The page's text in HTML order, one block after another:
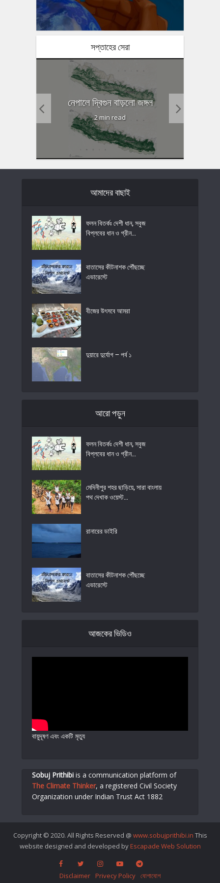
সপ্তাহের সেরা
নেপালে দ্বিগুন বাড়লো জঙ্গল
2 min read
আমাদের বাছাই
ফলন বিতর্কঃ দেশী ধান, সবুজ
বিপ্লবের ধান ও গ্রীন...
বাতাসের কীটনাশক পৌঁছচ্ছে
এভারেস্টে
বীজের উৎসবে আমরা
দুয়ারে দুর্যোগ – পর্ব ১
আরো পড়ুন
ফলন বিতর্কঃ দেশী ধান, সবুজ
বিপ্লবের ধান ও গ্রীন...
মেদিনীপুর শহর ছাড়িয়ে, সারা বাংলায়
পথ দেখাক ওয়েস্ট...
রানারের ডাইরি
বাতাসের কীটনাশক পৌঁছচ্ছে
এভারেস্টে
আজকের ভিডিও
বায়ুদূষণ এবং একটি মৃত্যু
Sobuj Prithibi is a communication platform of
The Climate Thinker, a registered Civil Society
Organization under Indian Trust Act 1882
Copyright © 2020. All Rights Reserved @ www.sobujprithibi.in This
website designed and developed by Escapade Web Solution
Disclaimer Privecy Policy যোগাযোগ